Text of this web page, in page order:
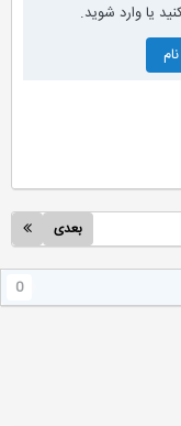
یا وارد شوید.
بعدی